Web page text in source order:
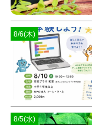
8/6(木)
8/5(水)